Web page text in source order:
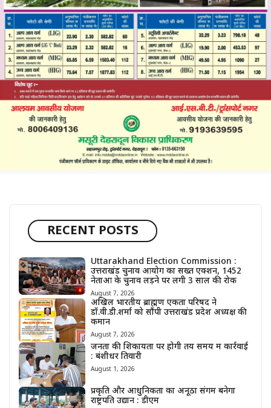
RECENT POSTS
Uttarakhand Election Commission :
उत्तराखंड चुनाव आयोग का सख्त एक्शन, 1452
नेताओं के चुनाव लड़ने पर लगी 3 साल की रोक
August 7, 2026
अखिल भारतीय ब्राह्मण एकता परिषद ने
डॉ.वी.डी.शर्मा को सौंपी उत्तराखंड प्रदेश अध्यक्ष की
कमान
August 7, 2026
जनता की शिकायतों पर होगी तय समय में कार्रवाई
: बंशीधर तिवारी
August 1, 2026
प्रकृति और आधुनिकता का अनूठा संगम बनेगा
राष्ट्रपति उद्यान : डीएम